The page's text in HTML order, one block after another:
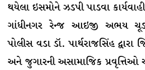
થયેલા ઇસમોને ઝડપી પાડવા
ગાંધીનગર રેન્જ આઇજી અભય
પોલીસ વડા ડૉ. પાર્થરાજસિંહ દ્વારા
અને જુગારની અસામાજિક